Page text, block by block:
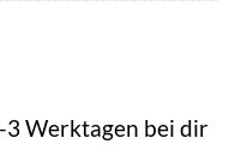
Werktagen bei dir